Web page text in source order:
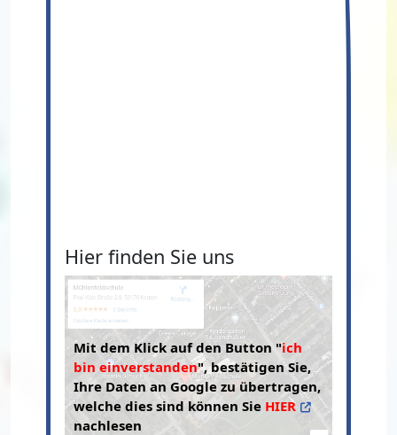
Hier finden Sie uns
Mit dem Klick auf den Button "ich
bin einverstanden", bestätigen Sie,
Ihre Daten an Google zu übertragen,
welche dies sind können Sie HIER
nachlesen